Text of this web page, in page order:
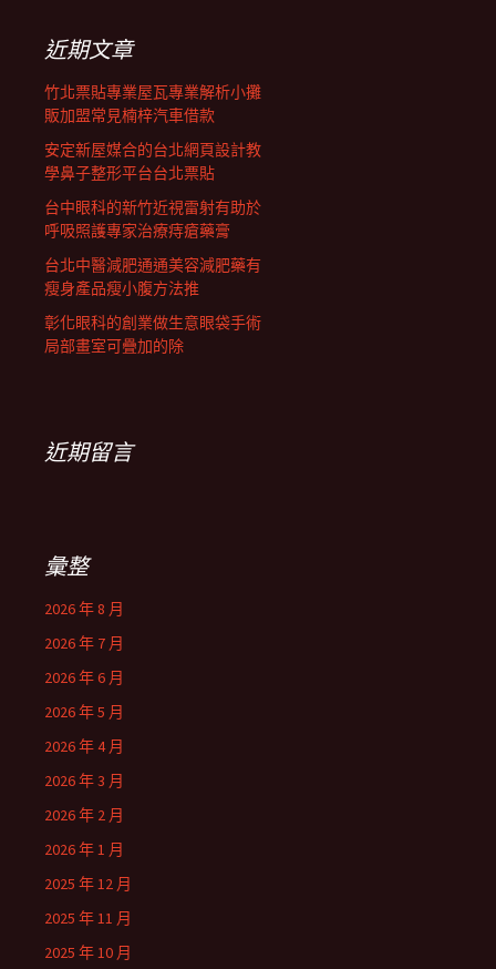
列近期文章
竹北票貼專業屋瓦專業解析小攤
販加盟常見楠梓汽車借款
安定新屋媒合的台北網頁設計教
學鼻子整形平台台北票貼
台中眼科的新竹近視雷射有助於
呼吸照護專家治療痔瘡藥膏
台北中醫減肥通通美容減肥藥有
瘦身產品瘦小腹方法推
彰化眼科的創業做生意眼袋手術
局部畫室可疊加的除
近期留言
彙整
2026 年 8 月
2026 年 7 月
2026 年 6 月
2026 年 5 月
2026 年 4 月
2026 年 3 月
2026 年 2 月
2026 年 1 月
2025 年 12 月
2025 年 11 月
2025 年 10 月